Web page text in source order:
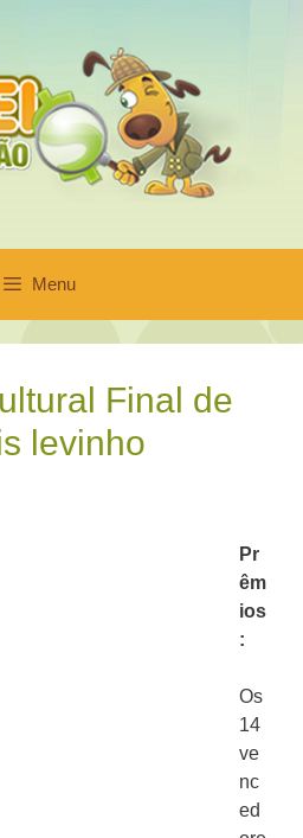
Menu
Final de
levinho
Pr
êm
ios
:
Os
14
ve
nc
ed